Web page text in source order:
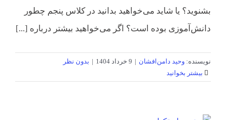
بشنوید؟ یا شاید می‌خواهید بدانید در کلاس پنجم چطور
دانش‌آموزی بوده‌ است؟ اگر می‌خواهید بیشتر درباره [...]
نویسنده: وحید دامن‌افشان | 9 خرداد 1404 | بدون نظر
بیشتر بخوانید